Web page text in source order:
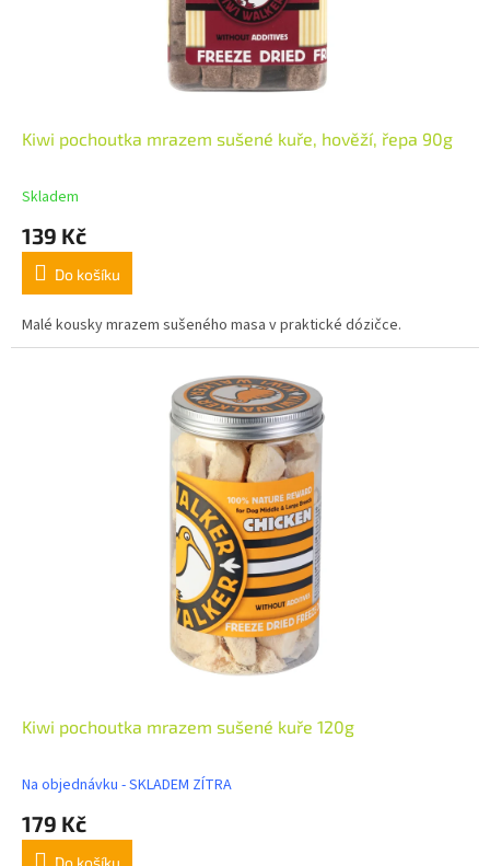
Kiwi pochoutka mrazem sušené kuře, hověží, řepa 90g
Skladem
139 Kč
Do košíku
Malé kousky mrazem sušeného masa v praktické dózičce.
Kiwi pochoutka mrazem sušené kuře 120g
Na objednávku - SKLADEM ZÍTRA
179 Kč